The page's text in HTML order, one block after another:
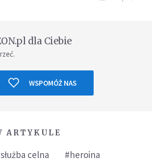
dla Ciebie
WSPOMÓŻ NAS
ARTYKULE
celna #heroina